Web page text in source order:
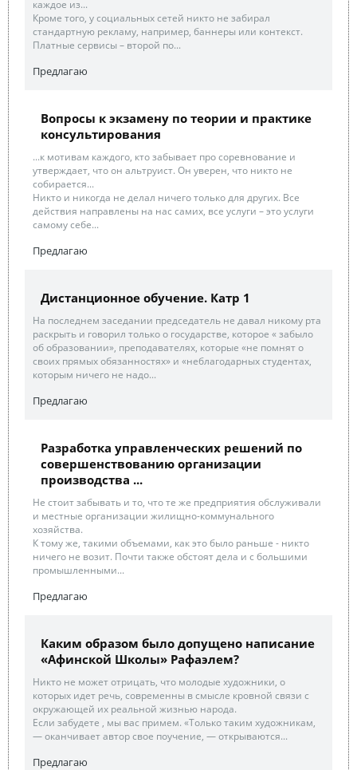
каждое из...
Кроме того, у социальных сетей никто не забирал
стандартную рекламу, например, баннеры или контекст.
Платные сервисы – второй по...
Предлагаю
Вопросы к экзамену по теории и практике
консультирования
...к мотивам каждого, кто забывает про соревнование и
утверждает, что он альтруист. Он уверен, что никто не
собирается...
Никто и никогда не делал ничего только для других. Все
действия направлены на нас самих, все услуги – это услуги
самому себе...
Предлагаю
Дистанционное обучение. Катр 1
На последнем заседании председатель не давал никому рта
раскрыть и говорил только о государстве, которое « забыло
об образовании», преподавателях, которые «не помнят о
своих прямых обязанностях» и «неблагодарных студентах,
которым ничего не надо...
Предлагаю
Разработка управленческих решений по
совершенствованию организации
производства ...
Не стоит забывать и то, что те же предприятия обслуживали
и местные организации жилищно-коммунального
хозяйства.
К тому же, такими объемами, как это было раньше - никто
ничего не возит. Почти также обстоят дела и с большими
промышленными...
Предлагаю
Каким образом было допущено написание
«Афинской Школы» Рафаэлем?
Никто не может отрицать, что молодые художники, о
которых идет речь, современны в смысле кровной связи с
окружающей их реальной жизнью народа.
Если забудете , мы вас примем. «Только таким художникам,
— оканчивает автор свое поучение, — открываются...
Предлагаю